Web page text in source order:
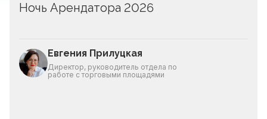
Ночь Арендатора 2026
Евгения Прилуцкая
Директор, руководитель отдела по
работе с торговыми площадями